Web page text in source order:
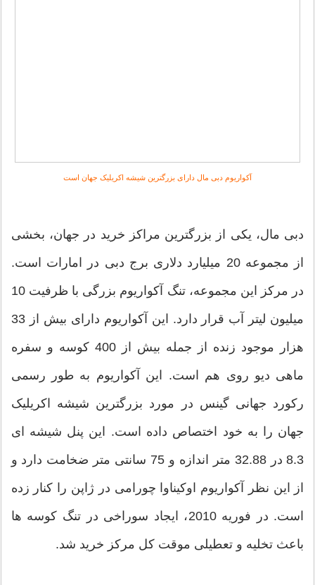
آکواریوم دبی مال دارای بزرگترین شیشه اکریلیک جهان است
دبی مال، یکی از بزرگترین مراکز خرید در جهان، بخشی
از مجموعه 20 میلیارد دلاری برج دبی در امارات است.
در مرکز این مجموعه، تنگ آکواریوم بزرگی با ظرفیت 10
میلیون لیتر آب قرار دارد. این آکواریوم دارای بیش از 33
هزار موجود زنده از جمله بیش از 400 کوسه و سفره
ماهی دیو روی هم است. این آکواریوم به طور رسمی
رکورد جهانی گینس در مورد بزرگترین شیشه اکریلیک
جهان را به خود اختصاص داده است. این پنل شیشه ای
8.3 در 32.88 متر اندازه و 75 سانتی متر ضخامت دارد و
از این نظر آکواریوم اوکیناوا چورامی در ژاپن را کنار زده
است. در فوریه 2010، ایجاد سوراخی در تنگ کوسه ها
باعث تخلیه و تعطیلی موقت کل مرکز خرید شد.